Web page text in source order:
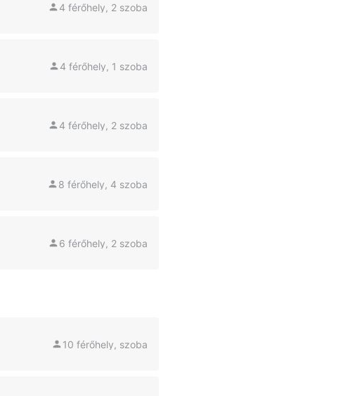
4 férőhely, 2 szoba
4 férőhely, 1 szoba
4 férőhely, 2 szoba
8 férőhely, 4 szoba
6 férőhely, 2 szoba
10 férőhely, szoba